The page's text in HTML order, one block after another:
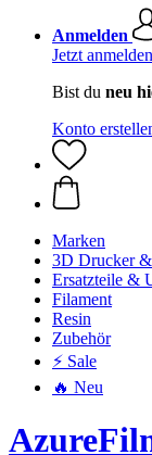
Anmelden
Jetzt anmelden
Bist du neu
Konto
Marken
3D Drucker
Ersatzteile &
Filament
Resin
Zubehör
⚡ Sale
🔥 Neu